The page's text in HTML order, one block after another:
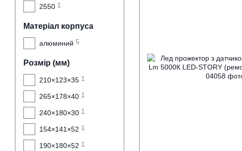
2550 1
Матеріал корпуса
алюминий 5
Розмір (мм)
210×123×35 1
265×178×40 1
240×180×30 1
154×141×52 1
190×180×52 1